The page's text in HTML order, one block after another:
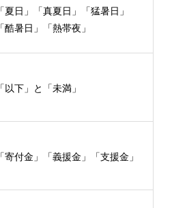
「夏日」「真夏日」「猛暑日」
「酷暑日」「熱帯夜」
「以下」と「未満」
「寄付金」「義援金」「支援金」